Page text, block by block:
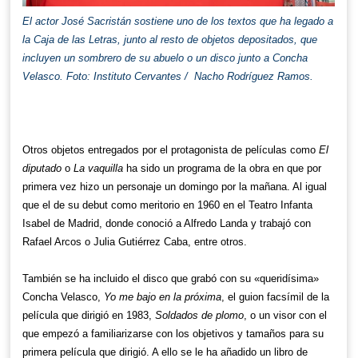
El actor José Sacristán sostiene uno de los textos que ha legado a
la Caja de las Letras, junto al resto de objetos depositados, que
incluyen un sombrero de su abuelo o un disco junto a Concha
Velasco. Foto: Instituto Cervantes / Nacho Rodríguez Ramos.
Otros objetos entregados por el protagonista de películas comoEl
diputado oLa vaquilla ha sido un programa de la obra en que por
primera vez hizo un personaje un domingo por la mañana. Al igual
que el de su debut como meritorio en 1960 en el Teatro Infanta
Isabel de Madrid, donde conoció a Alfredo Landa y trabajó con
Rafael Arcos o Julia Gutiérrez Caba, entre otros.
También se ha incluido el disco que grabó con su «queridísima»
Concha Velasco, Yo me bajo en la próxima, el guion facsímil de la
película que dirigió en 1983,Soldados de plomo, o un visor con el
que empezó a familiarizarse con los objetivos y tamaños para su
primera película que dirigió. A ello se le ha añadido un libro de